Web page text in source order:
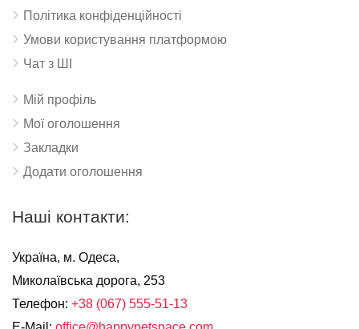
Політика конфіденційності
Умови користування платформою
Чат з ШІ
Мій профіль
Мої оголошення
Закладки
Додати оголошення
Наші контакти:
Україна, м. Одеса,
Миколаївська дорога, 253
Телефон: +38 (067) 555-51-13